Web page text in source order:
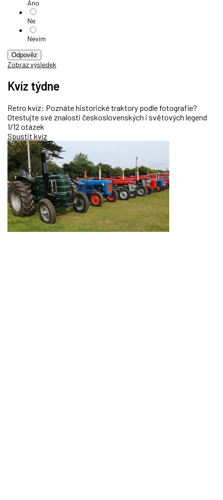
Ano
Ne
Nevím
Odpověz
Zobraz výsledek
Kvíz týdne
Retro kvíz: Poznáte historické traktory podle fotografie?
Otestujte své znalosti československých i světových legend
1/12 otázek
Spustit kvíz